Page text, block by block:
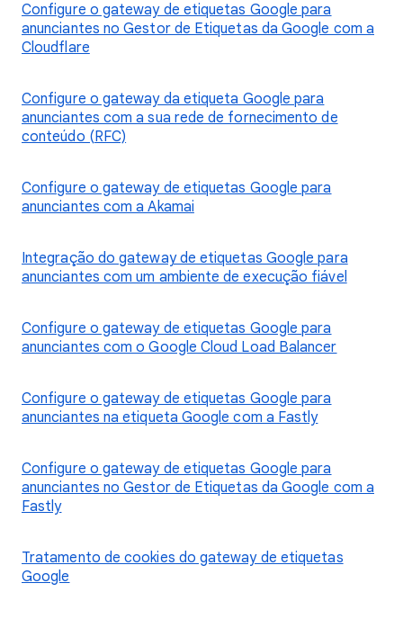
Configure o gateway de etiquetas Google para
anunciantes no Gestor de Etiquetas da Google com a
Cloudflare
Configure o gateway da etiqueta Google para
anunciantes com a sua rede de fornecimento de
conteúdo (RFC)
Configure o gateway de etiquetas Google para
anunciantes com a Akamai
Integração do gateway de etiquetas Google para
anunciantes com um ambiente de execução fiável
Configure o gateway de etiquetas Google para
anunciantes com o Google Cloud Load Balancer
Configure o gateway de etiquetas Google para
anunciantes na etiqueta Google com a Fastly
Configure o gateway de etiquetas Google para
anunciantes no Gestor de Etiquetas da Google com a
Fastly
Tratamento de cookies do gateway de etiquetas
Google